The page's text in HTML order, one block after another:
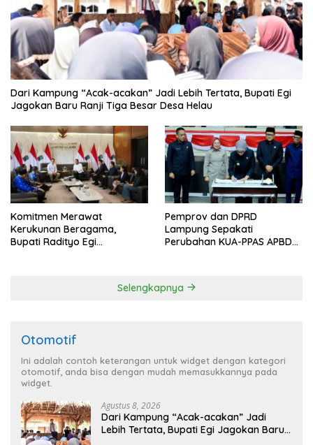
Dari Kampung “Acak-acakan” Jadi Lebih Tertata, Bupati Egi
Jagokan Baru Ranji Tiga Besar Desa Helau
Komitmen Merawat
Kerukunan Beragama,
Bupati Radityo Egi
Pemprov dan DPRD
Lampung Sepakati
Perubahan KUA-PPAS APBD
Selengkapnya
Otomotif
Ini adalah contoh keterangan untuk widget dengan kategori
otomotif, anda bisa dengan mudah memasukkannya pada
widget.
Agustus 8, 2026
Dari Kampung “Acak-acakan” Jadi
Lebih Tertata, Bupati Egi Jagokan Baru